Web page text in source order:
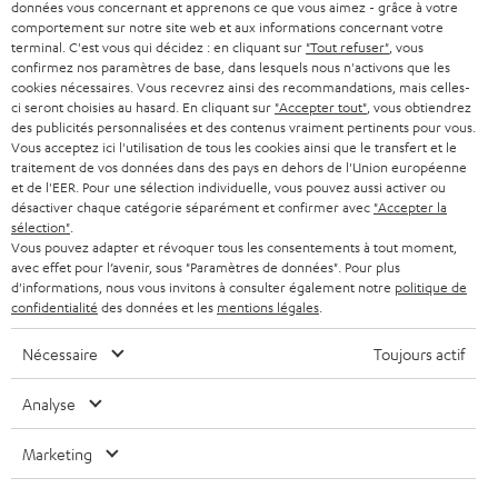
e
w
s
l
e
t
t
e
r
SMART HOME
BLUETOOTH
CASQUES AUDIO
CASQUES BLUETOOTH AUDIO
SYSTEMES COMPLETS
ENCEINTES
ULTIMA
ÉCOUTEURS INTRA-AURICULAIRES
FANSHOP
NOUVEAUTÉS
B2B
NEWSLETTER
MAGASINS
AVANTAGES D’ACHAT
L’HISTOIRE DE TEUFEL
AUTRICHE
SUISSE
PAYS-BAS
BELGIQUE
FRANCE
POLOGNE
ITALIE
Sous réserve de modifications techniques, de fautes de frappe et d’autres
erreurs. Les accessoires figurant sur l’image ne font pas partie du contenu de
données vous concernant et apprenons ce que vous aimez - grâce à votre
comportement sur notre site web et aux informations concernant votre
terminal. C'est vous qui décidez : en cliquant sur "Tout refuser" , vous
confirmez nos paramètres de base, dans lesquels nous n'activons que les
cookies nécessaires. Vous recevrez ainsi des recommandations, mais celles-
ci seront choisies au hasard. En cliquant sur "Accepter tout" , vous obtiendrez
des publicités personnalisées et des contenus vraiment pertinents pour vous.
Vous acceptez ici l'utilisation de tous les cookies ainsi que le transfert et le
traitement de vos données dans des pays en dehors de l'Union européenne
et de l'EER. Pour une sélection individuelle, vous pouvez aussi activer ou
désactiver chaque catégorie séparément et confirmer avec "Accepter la
sélection"
Vous pouvez adapter et révoquer tous les consentements à tout moment,
avec effet pour l’avenir, sous "Paramètres de données". Pour plus
d'informations, nous vous invitons à consulter également notre politique de
confidentialité des données et les mentions légales
Nécessaire Toujours actif
Analyse
Marketing